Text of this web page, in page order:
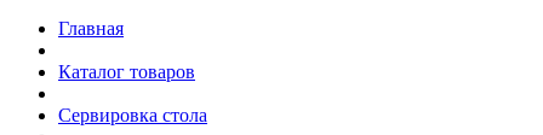
Главная
Каталог товаров
Сервировка стола